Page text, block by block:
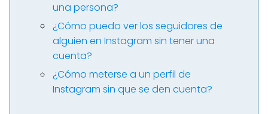
una persona?
¿Cómo puedo ver los seguidores de
alguien en Instagram sin tener una
cuenta?
¿Cómo meterse a un perfil de
Instagram sin que se den cuenta?